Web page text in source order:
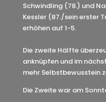
Schwindling (78.) und
Kessler (87./sein erster
erhöhen auf 1-5.
Die zweite Hälfte
anknüpfen und im
mehr Selbstbewusstein
Die Zweite war am